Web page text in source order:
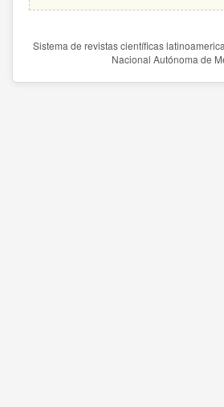
Sistema de revistas científicas
Nacional Autónoma de